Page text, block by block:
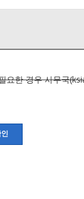
요한 경우 사무국